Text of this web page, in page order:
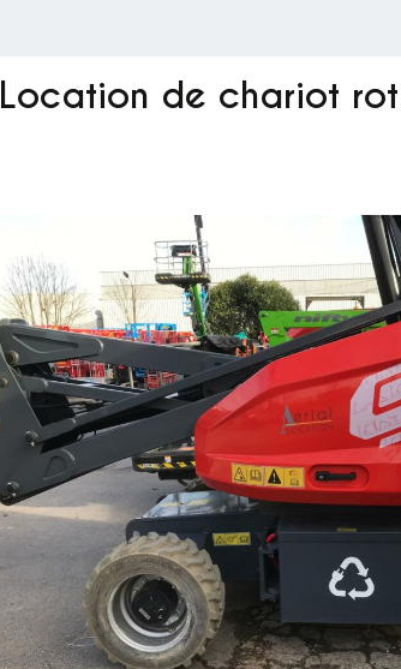
Location de chariot